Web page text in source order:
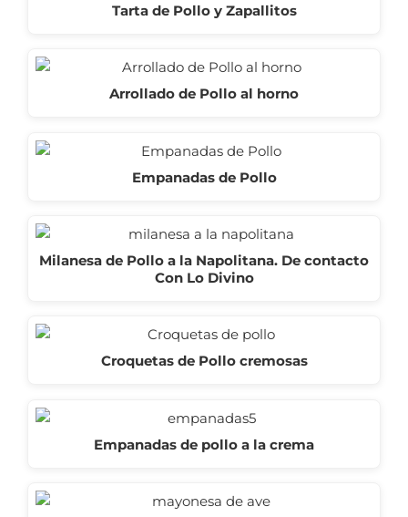
Tarta de Pollo y Zapallitos
Arrollado de Pollo al horno
Empanadas de Pollo
Milanesa de Pollo a la Napolitana. De contacto
Con Lo Divino
Croquetas de Pollo cremosas
Empanadas de pollo a la crema